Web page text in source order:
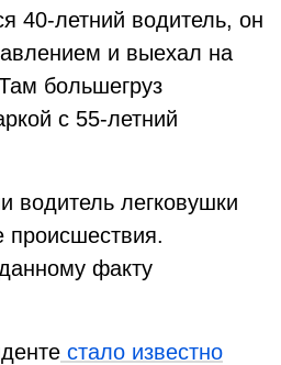
40-летний водитель, он
и выехал на
большегруз
с 55-летний
водитель легковушки
происшествия.
факту
стало известно